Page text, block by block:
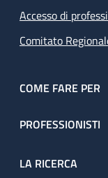
Accesso di
Comitato
COME FARE PER
PROFESSIONISTI
LA RICERCA